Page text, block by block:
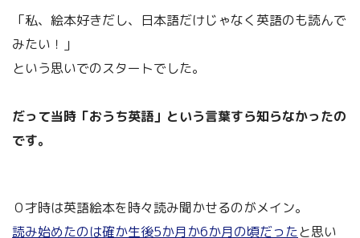
「私、絵本好きだし、日本語だけじゃなく英語のも読んで
みたい！」
という思いでのスタートでした。
だって当時「おうち英語」という言葉すら知らなかったの
です。
０才時は英語絵本を時々読み聞かせるのがメイン。
読み始めたのは確か生後5か月か6か月の頃だったと思い